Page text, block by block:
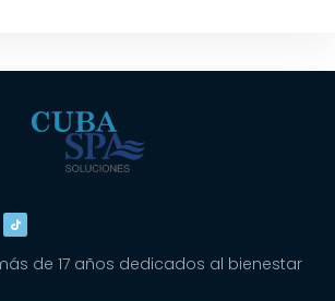
de 17 años dedicados al bienestar